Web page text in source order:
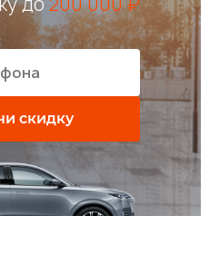
скидку